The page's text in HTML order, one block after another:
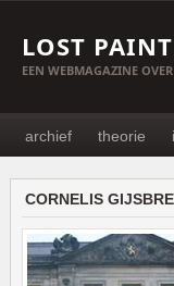
LOST
EEN WEBMAGAZINE
archief theorie
CORNELIS